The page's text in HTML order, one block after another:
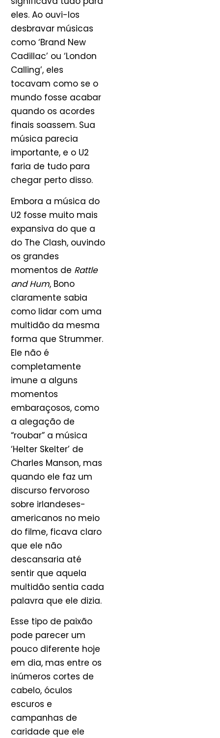
eles. Ao ouvi-los
desbravar músicas
como ‘Brand New
Cadillac’ ou ‘London
Calling’, eles
tocavam como se o
mundo fosse acabar
quando os acordes
finais soassem. Sua
música parecia
importante, e o U2
faria de tudo para
chegar perto disso.
Embora a música do
U2 fosse muito mais
expansiva do que a
do The Clash, ouvindo
os grandes
momentos de Rattle
and Hum, Bono
claramente sabia
como lidar com uma
multidão da mesma
forma que Strummer.
Ele não é
completamente
imune a alguns
momentos
embaraçosos, como
a alegação de
“roubar” a música
‘Helter Skelter’ de
Charles Manson, mas
quando ele faz um
discurso fervoroso
sobre irlandeses-
americanos no meio
do filme, ficava claro
que ele não
descansaria até
sentir que aquela
multidão sentia cada
palavra que ele dizia.
Esse tipo de paixão
pode parecer um
pouco diferente hoje
em dia, mas entre os
inúmeros cortes de
cabelo, óculos
escuros e
campanhas de
caridade que ele